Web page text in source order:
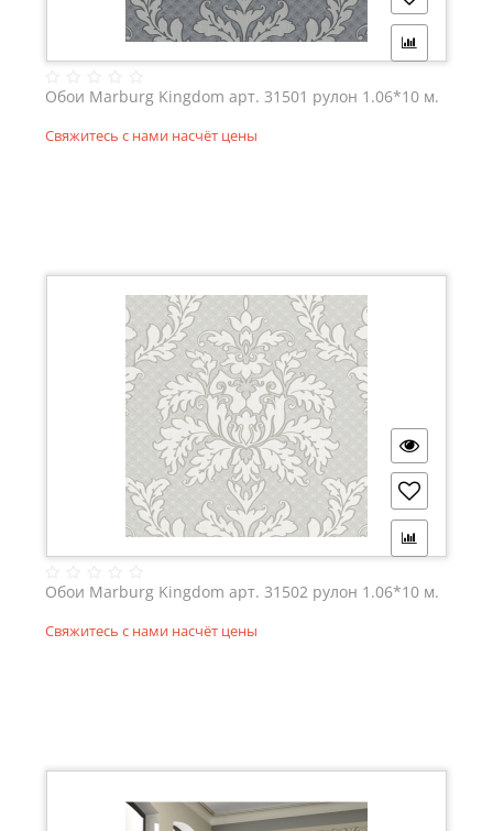
Обои Marburg Kingdom арт. 31501 рулон 1.06*10 м.
Свяжитесь с нами насчёт цены
Обои Marburg Kingdom арт. 31502 рулон 1.06*10 м.
Свяжитесь с нами насчёт цены